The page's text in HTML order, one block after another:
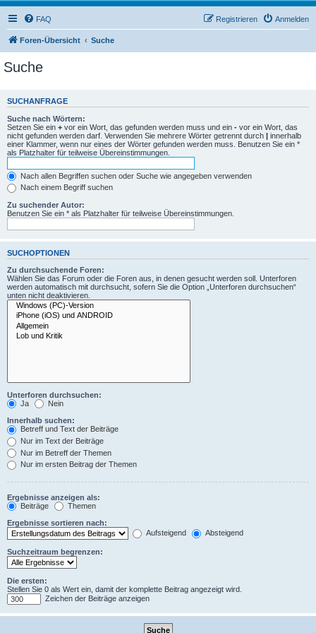
FAQ Anmelden
Registrieren
Foren-Übersicht Suche
Suche
SUCHANFRAGE
Suche nach Wörtern:
Setzen Sie ein + vor ein Wort, das gefunden werden muss und ein - vor ein Wort, das
nicht gefunden werden darf. Verwenden Sie mehrere Wörter getrennt durch | innerhalb
einer Klammer, wenn nur eines der Wörter gefunden werden muss. Benutzen Sie ein *
als Platzhalter für teilweise Übereinstimmungen.
Nach allen Begriffen suchen oder Suche wie angegeben verwenden
Nach einem Begriff suchen
Zu suchender Autor:
Benutzen Sie ein * als Platzhalter für teilweise Übereinstimmungen.
SUCHOPTIONEN
Zu durchsuchende Foren:
Wählen Sie das Forum oder die Foren aus, in denen gesucht werden soll. Unterforen
werden automatisch mit durchsucht, sofern Sie die Option „Unterforen durchsuchen“
unten nicht deaktivieren.
Unterforen durchsuchen:
Ja
Nein
Innerhalb suchen:
Betreff und Text der Beiträge
Nur im Text der Beiträge
Nur im Betreff der Themen
Nur im ersten Beitrag der Themen
Ergebnisse anzeigen als:
Beiträge
Themen
Ergebnisse sortieren nach:
Aufsteigend
Absteigend
Suchzeitraum begrenzen:
Die ersten:
Stellen Sie 0 als Wert ein, damit der komplette Beitrag angezeigt wird.
Zeichen der Beiträge anzeigen